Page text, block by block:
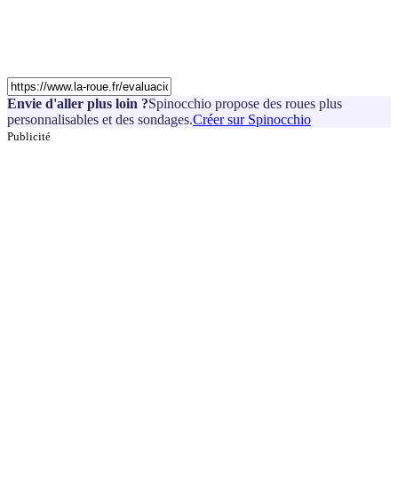
Envie d'aller plus loin ?Spinocchio propose des roues plus
personnalisables et des sondages.Créer sur Spinocchio
Publicité